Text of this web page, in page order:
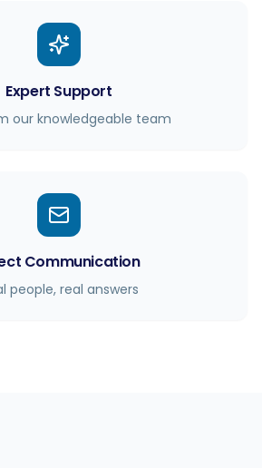
Expert Support
our knowledgeable team
Communication
people, real answers